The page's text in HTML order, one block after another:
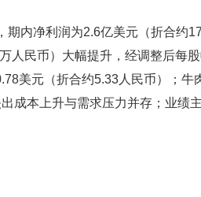
期内净利润为2.6亿美元（折合约
人民币）大幅提升，经调整后每
美元（折合约5.33人民币）；牛
成本上升与需求压力并存；业绩